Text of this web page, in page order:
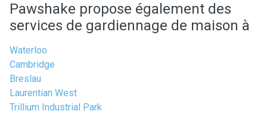
Pawshake propose également des
services de gardiennage de maison à
Waterloo
Cambridge
Breslau
Laurentian West
Trillium Industrial Park